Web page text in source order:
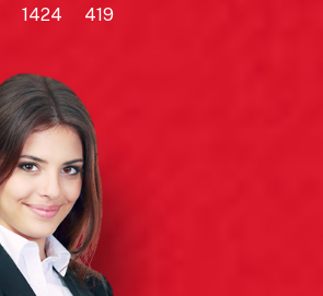
1424 419